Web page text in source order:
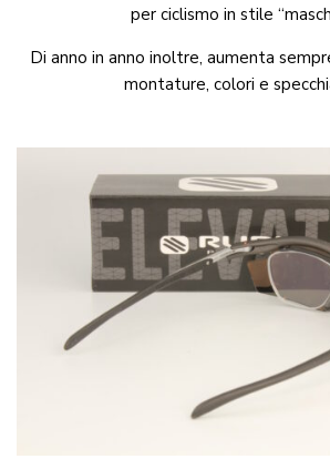
per ciclismo in stile
Di anno in anno inoltre, aumenta
montature, colori e